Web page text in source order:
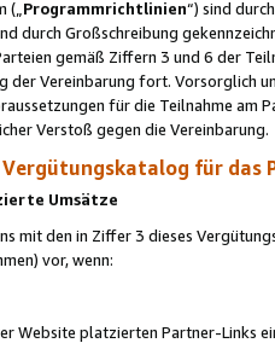
(„Programmrichtlinien“) sind
durch Großschreibung
gemäß Ziffern 3 und 6 der
Vereinbarung fort. Vorsorglich
für die Teilnahme
Verstoß gegen die Vereinbarung.
Vergütungskatalog für das
Umsätze
mit den in Ziffer 3 dieses
vor, wenn:
Website platzierten Partner-Links